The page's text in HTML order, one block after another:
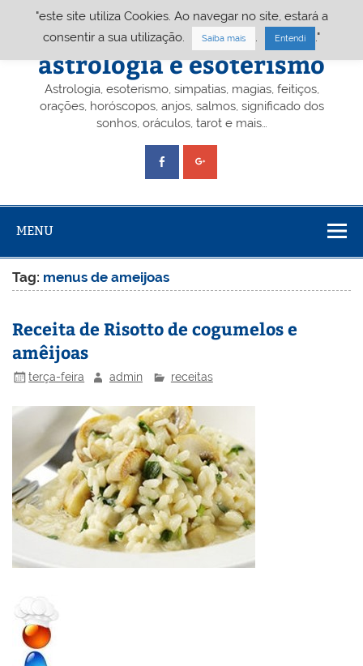
Portal A&E – Portal
astrologia e esoterismo
Astrologia, esoterismo, simpatias, magias, feitiços,
orações, horóscopos, anjos, salmos, significado dos
sonhos, oráculos, tarot e mais…
MENU
Tag: menus de ameijoas
Receita de Risotto de cogumelos e
amêijoas
terça-feira admin receitas
"este site utiliza Cookies. Ao navegar no site, estará a
consentir a sua utilização.
Saiba mais Entendi ."